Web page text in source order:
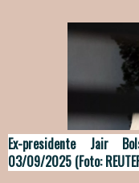
Ex-presidente Jair
03/09/2025 (Foto: